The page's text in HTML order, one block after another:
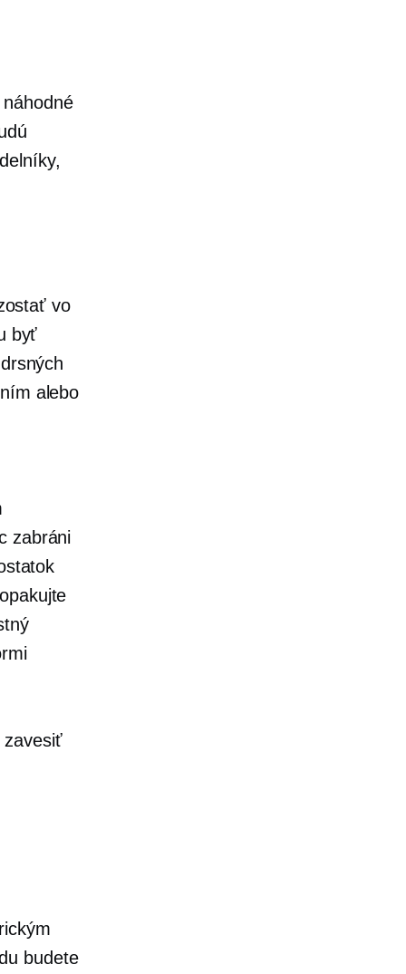
vo
byť
alebo
zabráni
zavesiť
budete